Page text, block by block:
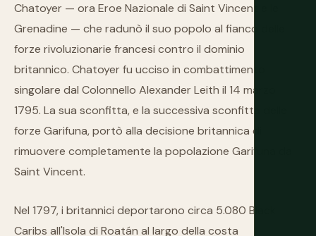
Chatoyer — ora Eroe Nazionale di Saint Vincent e le
Grenadine — che radunò il suo popolo al fianco delle
forze rivoluzionarie francesi contro il dominio
britannico. Chatoyer fu ucciso in combattimento
singolare dal Colonnello Alexander Leith il 14 marzo
1795. La sua sconfitta, e la successiva sconfitta delle
forze Garifuna, portò alla decisione britannica di
rimuovere completamente la popolazione Garifuna da
Saint Vincent.
Nel 1797, i britannici deportarono circa 5.080 Black
Caribs all'Isola di Roatán al largo della costa